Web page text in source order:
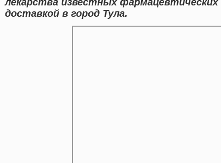
доставкой в город Тула.